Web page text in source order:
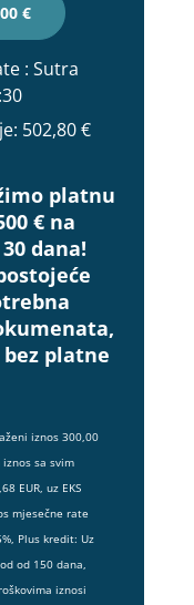
€
: Sutra
502,80 €
platnu
€ na
dana!
platne
iznos 300,00
iznos sa svim
EUR, uz EKS
mjesečne rate
Plus kredit: Uz
od 150 dana,
iznosi